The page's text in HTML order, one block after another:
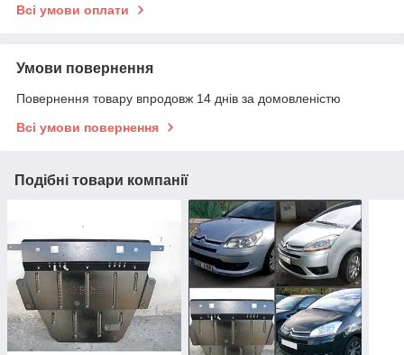
Всі умови оплати
Умови повернення
Повернення товару впродовж 14 днів за домовленістю
Всі умови повернення
Подібні товари компанії